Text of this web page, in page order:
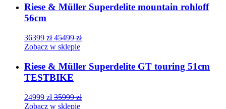
Riese & Müller Superdelite mountain rohloff
56cm
36399 zł 45499zł
Zobacz w sklepie
Riese & Müller Superdelite GT touring 51cm
TESTBIKE
24999 zł 35999zł
Zobacz w sklepie